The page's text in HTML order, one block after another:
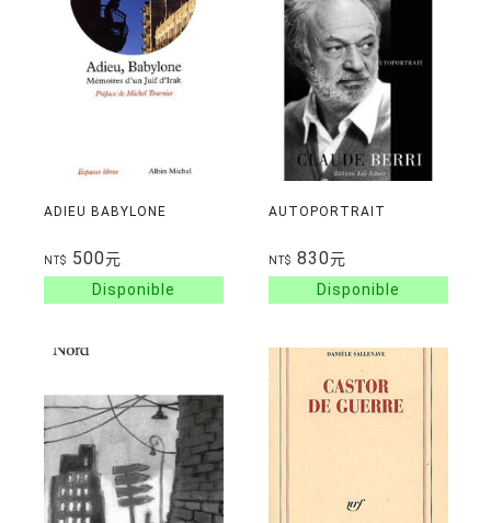
ADIEU BABYLONE
NT$ 500元
AUTOPORTRAIT
NT$ 830元